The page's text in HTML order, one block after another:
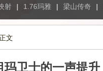
射 | 1.76玛雅 | 梁山传奇 |
文
玛卫士的一声提升